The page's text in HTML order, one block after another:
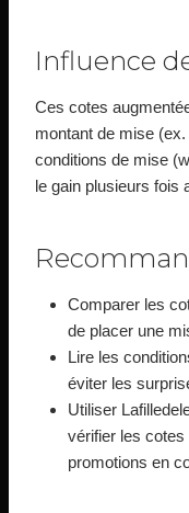
Influence
Ces cotes
montant de mise
conditions de mise
le gain plusieurs fois
Comparer les
de placer une
Lire les
éviter les
Utiliser
vérifier les cotes
promotions en